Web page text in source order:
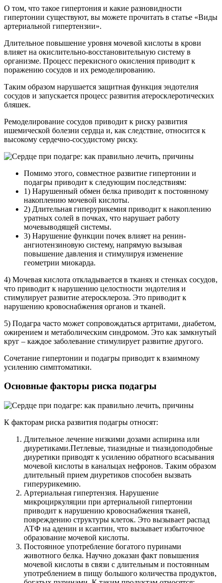
О том, что такое гипертония и какие разновидности
гипертонии существуют, вы можете прочитать в статье «Виды
артериальной гипертензии».
Длительное повышение уровня мочевой кислоты в крови
влияет на окислительно-восстановительную систему в
организме. Процесс перекисного окисления приводит к
поражению сосудов и их ремоделированию.
Таким образом нарушается защитная функция эндотелия
сосудов и запускается процесс развития атеросклеротических
бляшек.
Ремоделирование сосудов приводит к риску развития
ишемической болезни сердца и, как следствие, относится к
высокому сердечно-сосудистому риску.
Помимо этого, совместное развитие гипертонии и
подагры приводит к следующим последствиям:
1) Нарушенный обмен белка приводит к постоянному
накоплению мочевой кислоты.
2) Длительная гиперурикемия приводит к накоплению
уратных солей в почках, что нарушает работу
мочевыводящей системы.
3) Нарушение функции почек влияет на ренин-
ангиотензиновую систему, напрямую вызывая
повышение давления и стимулируя изменение
геометрии миокарда.
4) Мочевая кислота откладывается в тканях и стенках сосудов,
что приводит к нарушению целостности эндотелия и
стимулирует развитие атеросклероза. Это приводит к
нарушению кровоснабжения органов и тканей.
5) Подагра часто может сопровождаться артритами, диабетом,
ожирением и метаболическим синдромом. Это как замкнутый
круг – каждое заболевание стимулирует развитие другого.
Сочетание гипертонии и подагры приводит к взаимному
усилению симптоматики.
Основные факторы риска подагры
К факторам риска развития подагры относят:
Длительное лечение низкими дозами аспирина или
диуретиками.Петлевые, тиазидные и тиазидоподобные
диуретики приводят к усилению обратного всасывания
мочевой кислоты в канальцах нефронов. Таким образом
длительный прием диуретиков способен вызвать
гиперурикемию.
Артериальная гипертензия. Нарушение
микроциркуляции при артериальной гипертонии
приводит к нарушению кровоснабжения тканей,
повреждению структуры клеток. Это вызывает распад
АТФ на аденин и ксантин, что вызывает избыточное
образование мочевой кислоты.
Постоянное употребление богатого пуринами
животного белка. Научно доказан факт повышения
мочевой кислоты в связи с длительным и постоянным
употреблением в пищу большого количества продуктов,